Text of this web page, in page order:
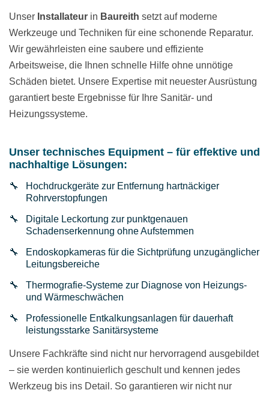
Unser Installateur in Baureith setzt auf moderne
Werkzeuge und Techniken für eine schonende Reparatur.
Wir gewährleisten eine saubere und effiziente
Arbeitsweise, die Ihnen schnelle Hilfe ohne unnötige
Schäden bietet. Unsere Expertise mit neuester Ausrüstung
garantiert beste Ergebnisse für Ihre Sanitär- und
Heizungssysteme.
Unser technisches Equipment – für effektive und
nachhaltige Lösungen:
Hochdruckgeräte zur Entfernung hartnäckiger
Rohrverstopfungen
Digitale Leckortung zur punktgenauen
Schadenserkennung ohne Aufstemmen
Endoskopkameras für die Sichtprüfung unzugänglicher
Leitungsbereiche
Thermografie-Systeme zur Diagnose von Heizungs-
und Wärmeschwächen
Professionelle Entkalkungsanlagen für dauerhaft
leistungsstarke Sanitärsysteme
Unsere Fachkräfte sind nicht nur hervorragend ausgebildet
– sie werden kontinuierlich geschult und kennen jedes
Werkzeug bis ins Detail. So garantieren wir nicht nur